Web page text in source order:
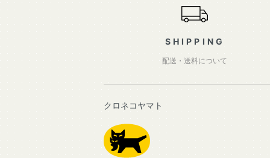
SHIPPING
配送・送料について
クロネコヤマト